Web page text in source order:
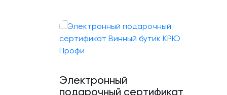
Электронный
подарочный сертификат